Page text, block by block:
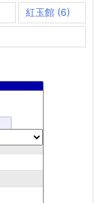
紅玉館(6)